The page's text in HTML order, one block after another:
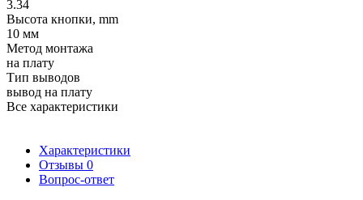
3.34
Высота кнопки, mm
10 мм
Метод монтажа
на плату
Тип выводов
вывод на плату
Все характеристики
Характеристики
Отзывы 0
Вопрос-ответ